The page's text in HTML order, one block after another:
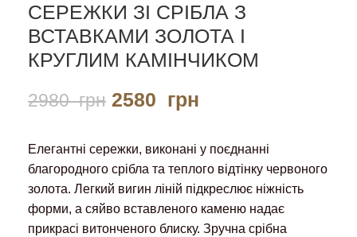
СЕРЕЖКИ ЗІ СРІБЛА З
ВСТАВКАМИ ЗОЛОТА І
КРУГЛИМ КАМІНЧИКОМ
2980грн 2580 грн
Елегантні сережки, виконані у поєднанні
благородного срібла та теплого відтінку червоного
золота. Легкий вигин ліній підкреслює ніжність
форми, а сяйво вставленого каменю надає
прикрасі витонченого блиску. Зручна срібна